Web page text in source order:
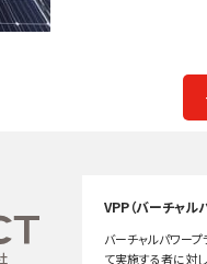
VPP（バーチャル
バーチャルパワー
て実施する者に対